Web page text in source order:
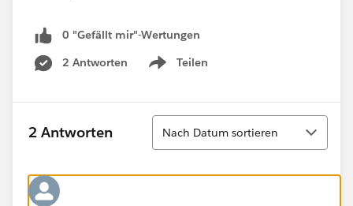
0 "Gefällt mir"-Wertungen
2 Antworten
Teilen
Show menu
2 Antworten
Sortieren
Nach Datum sortieren